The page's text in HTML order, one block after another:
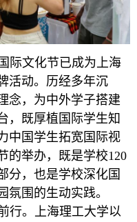
际文化节已成为上海
活动。历经多年沉
念，为中外学子搭建
，既厚植国际学生知
中国学生拓宽国际视
的举办，既是学校120
分，也是学校深化国
氛围的生动实践。
行。上海理工大学以